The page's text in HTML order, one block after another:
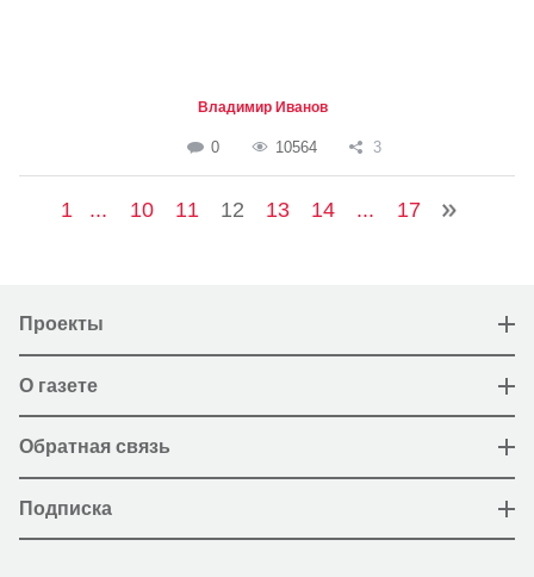
Владимир Иванов
0 10564 3
1 ... 10 11 12 13 14 ... 17
Проекты
О газете
Обратная связь
Подписка